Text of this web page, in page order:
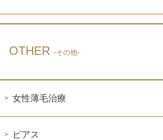
OTHER -その他-
女性薄毛治療
ピアス